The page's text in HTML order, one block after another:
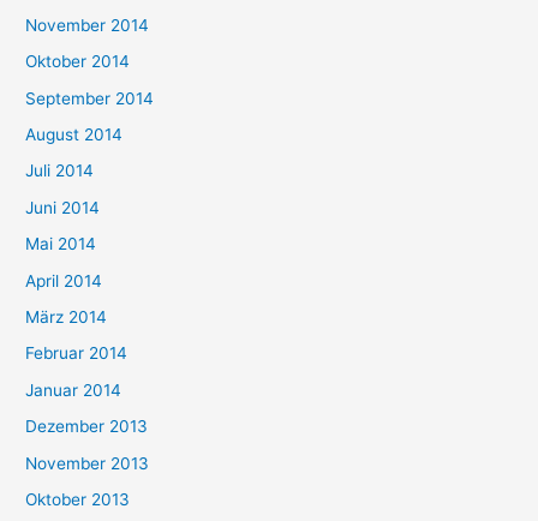
November 2014
Oktober 2014
September 2014
August 2014
Juli 2014
Juni 2014
Mai 2014
April 2014
März 2014
Februar 2014
Januar 2014
Dezember 2013
November 2013
Oktober 2013